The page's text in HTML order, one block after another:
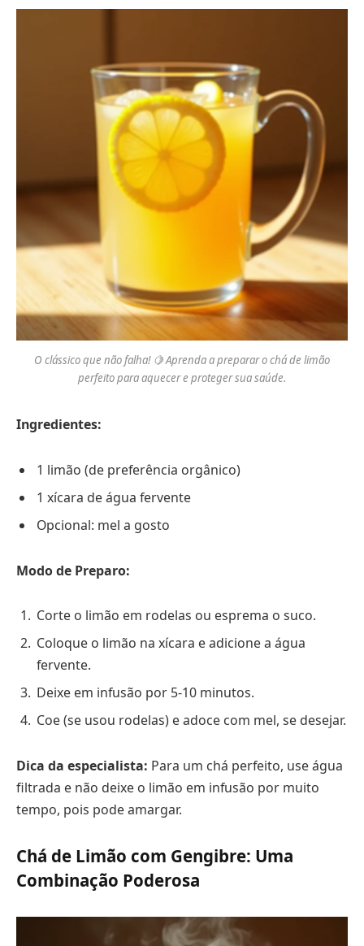
O clássico que não falha! 🍋 Aprenda a preparar o chá de limão
perfeito para aquecer e proteger sua saúde.
Ingredientes:
1 limão (de preferência orgânico)
1 xícara de água fervente
Opcional: mel a gosto
Modo de Preparo:
Corte o limão em rodelas ou esprema o suco.
Coloque o limão na xícara e adicione a água
fervente.
Deixe em infusão por 5-10 minutos.
Coe (se usou rodelas) e adoce com mel, se desejar.
Dica da especialista: Para um chá perfeito, use água
filtrada e não deixe o limão em infusão por muito
tempo, pois pode amargar.
Chá de Limão com Gengibre: Uma
Combinação Poderosa